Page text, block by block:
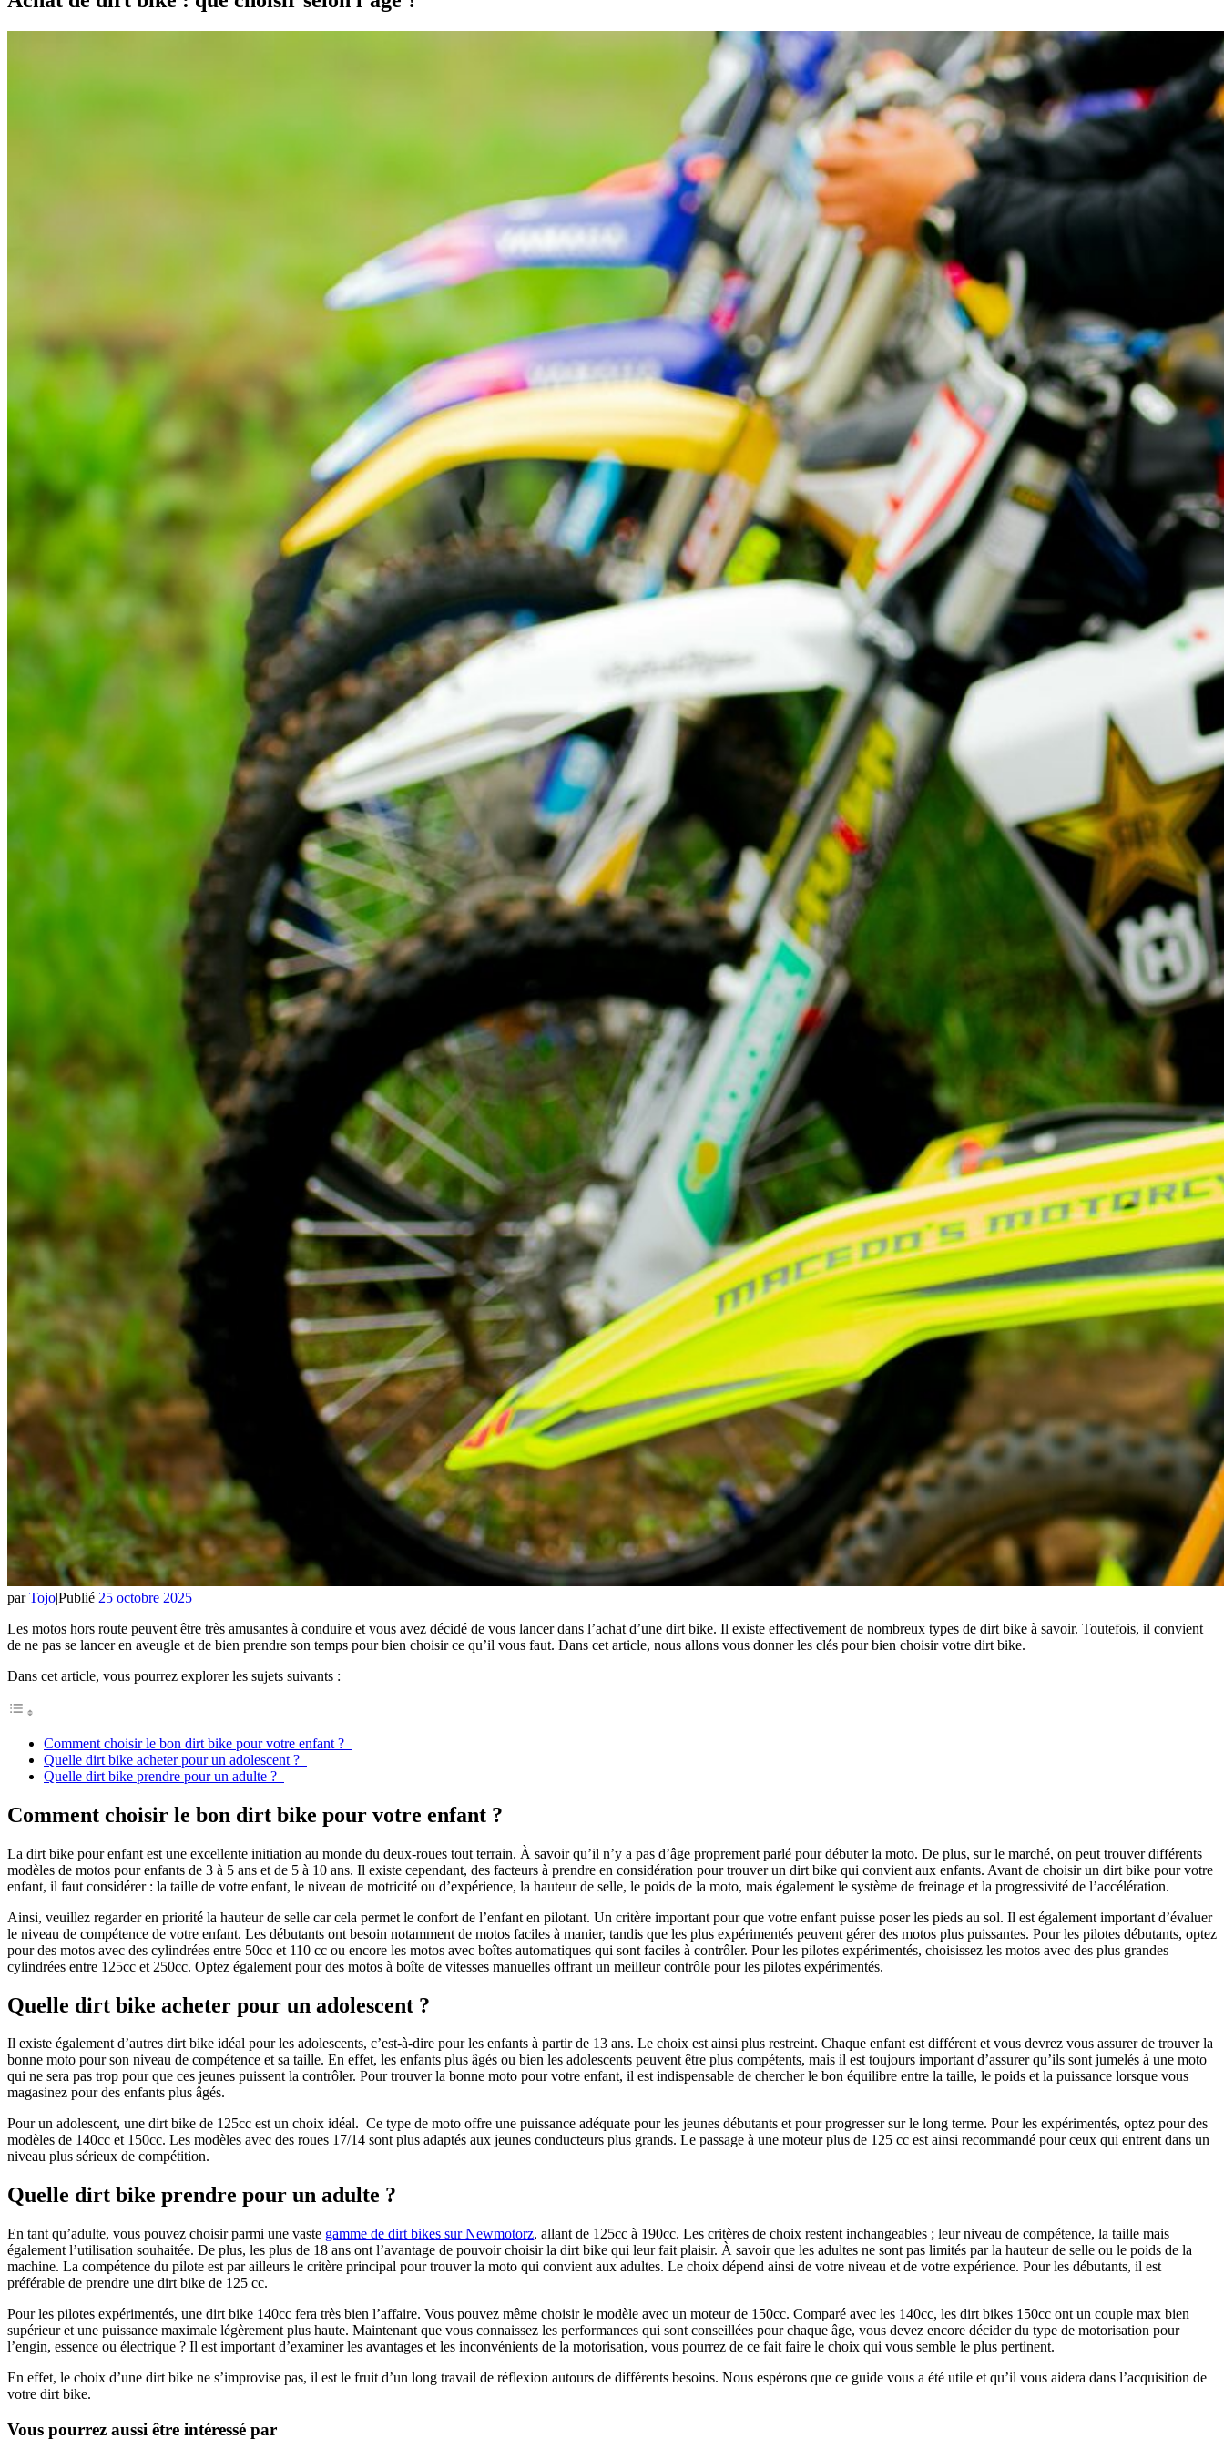
parTojo|Publié 25 octobre 2025
Les motos hors route peuvent être très amusantes à conduire et vous avez décidé de vous lancer dans l’achat d’une dirt bike. Il existe effectivement de nombreux types de dirt bike à savoir. Toutefois, il convient
de ne pas se lancer en aveugle et de bien prendre son temps pour bien choisir ce qu’il vous faut. Dans cet article, nous allons vous donner les clés pour bien choisir votre dirt bike.
Dans cet article, vous pourrez explorer les sujets suivants :
Comment choisir le bon dirt bike pour votre enfant ?
Quelle dirt bike acheter pour un adolescent ?
Quelle dirt bike prendre pour un adulte ?
Comment choisir le bon dirt bike pour votre enfant ?
La dirt bike pour enfant est une excellente initiation au monde du deux-roues tout terrain. À savoir qu’il n’y a pas d’âge proprement parlé pour débuter la moto. De plus, sur le marché, on peut trouver différents
modèles de motos pour enfants de 3 à 5 ans et de 5 à 10 ans. Il existe cependant, des facteurs à prendre en considération pour trouver un dirt bike qui convient aux enfants. Avant de choisir un dirt bike pour votre
enfant, il faut considérer : la taille de votre enfant, le niveau de motricité ou d’expérience, la hauteur de selle, le poids de la moto, mais également le système de freinage et la progressivité de l’accélération.
Ainsi, veuillez regarder en priorité la hauteur de selle car cela permet le confort de l’enfant en pilotant. Un critère important pour que votre enfant puisse poser les pieds au sol. Il est également important d’évaluer
le niveau de compétence de votre enfant. Les débutants ont besoin notamment de motos faciles à manier, tandis que les plus expérimentés peuvent gérer des motos plus puissantes. Pour les pilotes débutants, optez
pour des motos avec des cylindrées entre 50cc et 110 cc ou encore les motos avec boîtes automatiques qui sont faciles à contrôler. Pour les pilotes expérimentés, choisissez les motos avec des plus grandes
cylindrées entre 125cc et 250cc. Optez également pour des motos à boîte de vitesses manuelles offrant un meilleur contrôle pour les pilotes expérimentés.
Quelle dirt bike acheter pour un adolescent ?
Il existe également d’autres dirt bike idéal pour les adolescents, c’est-à-dire pour les enfants à partir de 13 ans. Le choix est ainsi plus restreint. Chaque enfant est différent et vous devrez vous assurer de trouver la
bonne moto pour son niveau de compétence et sa taille. En effet, les enfants plus âgés ou bien les adolescents peuvent être plus compétents, mais il est toujours important d’assurer qu’ils sont jumelés à une moto
qui ne sera pas trop pour que ces jeunes puissent la contrôler. Pour trouver la bonne moto pour votre enfant, il est indispensable de chercher le bon équilibre entre la taille, le poids et la puissance lorsque vous
magasinez pour des enfants plus âgés.
Pour un adolescent, une dirt bike de 125cc est un choix idéal. Ce type de moto offre une puissance adéquate pour les jeunes débutants et pour progresser sur le long terme. Pour les expérimentés, optez pour des
modèles de 140cc et 150cc. Les modèles avec des roues 17/14 sont plus adaptés aux jeunes conducteurs plus grands. Le passage à une moteur plus de 125 cc est ainsi recommandé pour ceux qui entrent dans un
niveau plus sérieux de compétition.
Quelle dirt bike prendre pour un adulte ?
En tant qu’adulte, vous pouvez choisir parmi une vaste gamme de dirt bikes sur Newmotorz, allant de 125cc à 190cc. Les critères de choix restent inchangeables ; leur niveau de compétence, la taille mais
également l’utilisation souhaitée. De plus, les plus de 18 ans ont l’avantage de pouvoir choisir la dirt bike qui leur fait plaisir. À savoir que les adultes ne sont pas limités par la hauteur de selle ou le poids de la
machine. La compétence du pilote est par ailleurs le critère principal pour trouver la moto qui convient aux adultes. Le choix dépend ainsi de votre niveau et de votre expérience. Pour les débutants, il est
préférable de prendre une dirt bike de 125 cc.
Pour les pilotes expérimentés, une dirt bike 140cc fera très bien l’affaire. Vous pouvez même choisir le modèle avec un moteur de 150cc. Comparé avec les 140cc, les dirt bikes 150cc ont un couple max bien
supérieur et une puissance maximale légèrement plus haute. Maintenant que vous connaissez les performances qui sont conseillées pour chaque âge, vous devez encore décider du type de motorisation pour
l’engin, essence ou électrique ? Il est important d’examiner les avantages et les inconvénients de la motorisation, vous pourrez de ce fait faire le choix qui vous semble le plus pertinent.
En effet, le choix d’une dirt bike ne s’improvise pas, il est le fruit d’un long travail de réflexion autours de différents besoins. Nous espérons que ce guide vous a été utile et qu’il vous aidera dans l’acquisition de
votre dirt bike.
Vous pourrez aussi être intéressé par